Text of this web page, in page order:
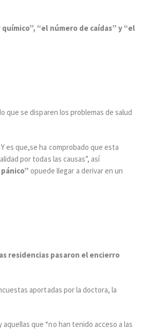
“el número de caídas” y “el
que se disparen los problemas de salud
Y es que,se ha comprobado que esta
por todas las causas”, así
opuede llegar a derivar en un
residencias pasaron el encierro
aportadas por la doctora, la
que “no han tenido acceso a las